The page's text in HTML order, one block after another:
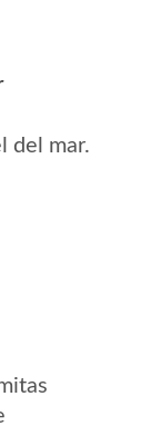
del mar.